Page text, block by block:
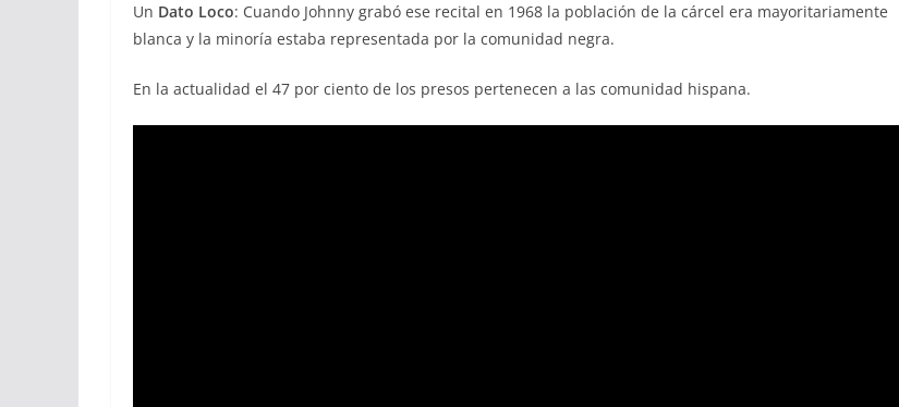
Un Dato Loco: Cuando Johnny grabó ese recital en 1968 la población de la cárcel era mayoritariamente
blanca y la minoría estaba representada por la comunidad negra.
En la actualidad el 47 por ciento de los presos pertenecen a las comunidad hispana.